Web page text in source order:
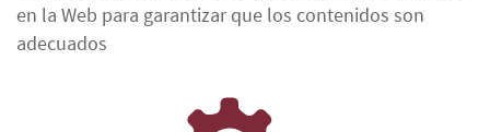
en la Web para garantizar que los contenidos son
adecuados